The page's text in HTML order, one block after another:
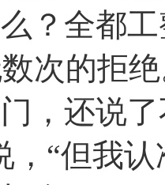
？全都
次的拒
，还说
“但我认